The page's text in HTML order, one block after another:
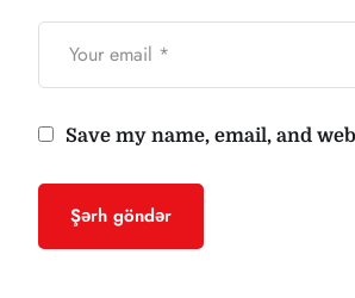
Save my name, email, and